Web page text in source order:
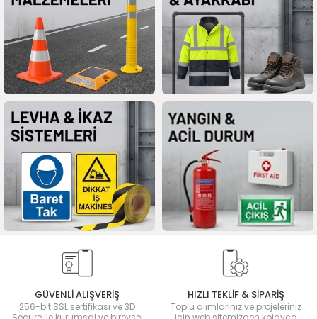
GÜVENLİ ALIŞVERİŞ
256-bit SSL sertifikası ve 3D
HIZLI TEKLİF & SİPARİŞ
Toplu alımlarınız ve projeleriniz